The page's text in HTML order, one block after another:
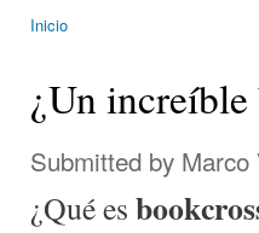
Inicio
¿Un
Submitted by Marco
¿Qué es